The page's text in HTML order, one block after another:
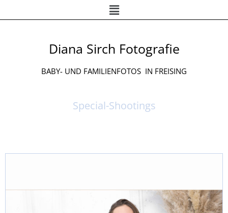
springen
Menü
Diana Sirch Fotografie
BABY- UND FAMILIENFOTOS IN FREISING
Special-Shootings